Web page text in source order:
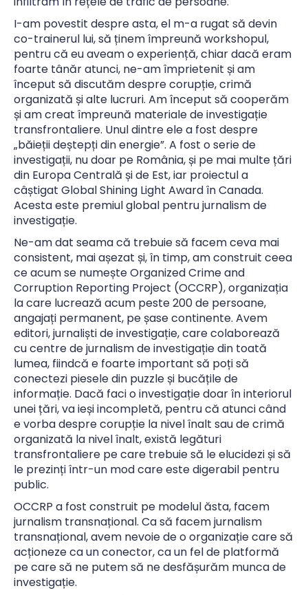
I-am povestit despre asta, el m-a rugat să devin
co-trainerul lui, să ținem împreună workshopul,
pentru că eu aveam o experiență, chiar dacă eram
foarte tânăr atunci, ne-am împrietenit și am
început să discutăm despre corupție, crimă
organizată și alte lucruri. Am început să cooperăm
și am creat împreună materiale de investigație
transfrontaliere. Unul dintre ele a fost despre
„băieții deștepți din energie”. A fost o serie de
investigații, nu doar pe România, și pe mai multe țări
din Europa Centrală și de Est, iar proiectul a
câștigat Global Shining Light Award în Canada.
Acesta este premiul global pentru jurnalism de
investigație.
Ne-am dat seama că trebuie să facem ceva mai
consistent, mai așezat și, în timp, am construit ceea
ce acum se numește Organized Crime and
Corruption Reporting Project (OCCRP), organizația
la care lucrează acum peste 200 de persoane,
angajați permanent, pe șase continente. Avem
editori, jurnaliști de investigație, care colaborează
cu centre de jurnalism de investigație din toată
lumea, fiindcă e foarte important să poți să
conectezi piesele din puzzle și bucățile de
informație. Dacă faci o investigație doar în interiorul
unei țări, va ieși incompletă, pentru că atunci când
e vorba despre corupție la nivel înalt sau de crimă
organizată la nivel înalt, există legături
transfrontaliere pe care trebuie să le elucidezi și să
le prezinți într-un mod care este digerabil pentru
public.
OCCRP a fost construit pe modelul ăsta, facem
jurnalism transnațional. Ca să facem jurnalism
transnațional, avem nevoie de o organizație care să
acționeze ca un conector, ca un fel de platformă
pe care să ne putem să ne desfășurăm munca de
investigație.